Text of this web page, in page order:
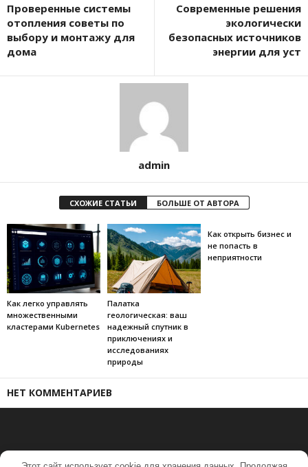
Проверенные системы
отопления советы по
выбору и монтажу для
дома
Современные решения
экологически
безопасных источников
энергии для уст
admin
СХОЖИЕ СТАТЬИ БОЛЬШЕ ОТ АВТОРА
Как легко управлять
множественными
кластерами Kubernetes
Палатка
геологическая: ваш
надежный спутник в
приключениях и
исследованиях
природы
Как открыть бизнес и
не попасть в
неприятности
НЕТ КОММЕНТАРИЕВ